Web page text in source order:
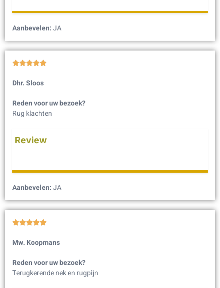
Aanbevelen:JA

Dhr. Sloos
Reden voor uw bezoek?
Rug klachten
Review
Aanbevelen:JA

Mw. Koopmans
Reden voor uw bezoek?
Terugkerende nek en rugpijn